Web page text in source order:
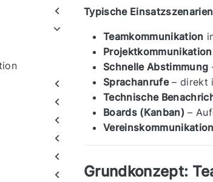
Typische
Teamkommunikation
Projektkommunikation
Schnelle Abstimmung
Sprachanrufe– direkt
Technische
Boards (Kanban) –
Vereinskommunikation
Grundkonzept: